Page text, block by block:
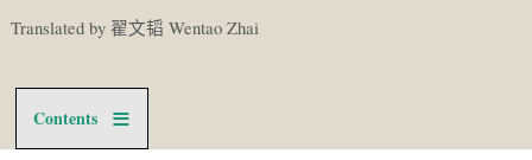
Translated by 翟文韬 Wentao Zhai
Contents